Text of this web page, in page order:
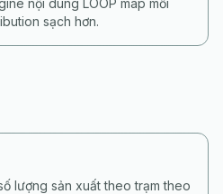
nội dung LOOP map mỗi
sạch hơn.
lượng sản xuất theo trạm theo